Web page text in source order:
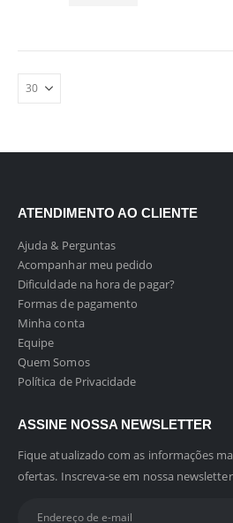
ATENDIMENTO AO CLIENTE
Ajuda & Perguntas
Acompanhar meu pedido
Dificuldade na hora de pagar?
Formas de pagamento
Minha conta
Equipe
Quem Somos
Política de Privacidade
ASSINE NOSSA NEWSLETTER
Fique atualizado com as informações
ofertas. Inscreva-se em nossa